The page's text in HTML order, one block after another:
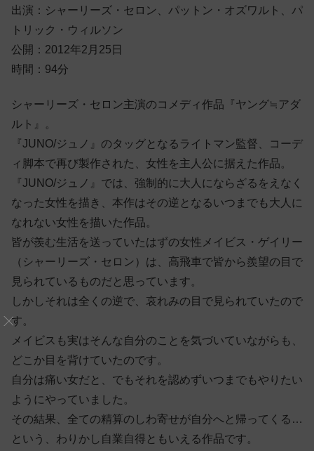
出演：シャーリーズ・セロン、パットン・オズワルト、パ
トリック・ウィルソン
公開：2012年2月25日
時間：94分
シャーリーズ・セロン主演のコメディ作品『ヤング≒アダ
ルト』。
『JUNO/ジュノ』のタッグとなるライトマン監督、コーデ
ィ脚本で再び製作された、女性を主人公に据えた作品。
『JUNO/ジュノ』では、強制的に大人にならざるをえなく
なった女性を描き、本作はその逆となるいつまでも大人に
なれない女性を描いた作品。
皆が羨む生活を送っていたはずの女性メイビス・ゲイリー
（シャーリーズ・セロン）は、高飛車で皆から羨望の目で
見られているものだと思っています。
しかしそれは全くの逆で、哀れみの目で見られていたので
す。
メイビスも実はそんな自分のことを気づいていながらも、
どこか目を背けていたのです。
自分は痛い女だと、でもそれを認めずいつまでもやりたい
ようにやっていました。
その結果、全ての精算のしわ寄せが自分へと帰ってくる…
という、わりかし自業自得ともいえる作品です。